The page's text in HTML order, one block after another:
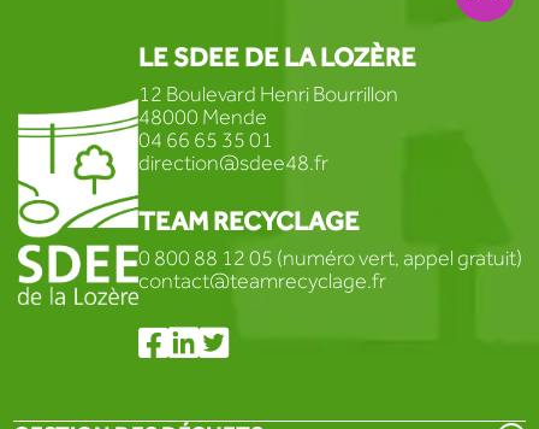
LE SDEE DE LA LOZÈRE
12 Boulevard Henri Bourrillon
48000 Mende
04 66 65 35 01
direction@sdee48.fr
TEAM RECYCLAGE
0 800 88 12 05 (numéro vert, appel gratuit)
contact@teamrecyclage.fr